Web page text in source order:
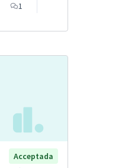
1
Acceptada